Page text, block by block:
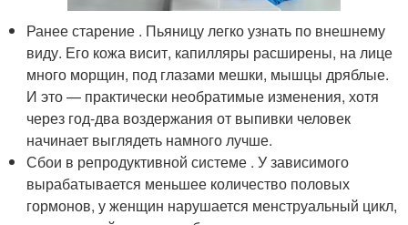
Ранее старение . Пьяницу легко узнать по внешнему
виду. Его кожа висит, капилляры расширены, на лице
много морщин, под глазами мешки, мышцы дряблые.
И это — практически необратимые изменения, хотя
через год-два воздержания от выпивки человек
начинает выглядеть намного лучше.
Сбои в репродуктивной системе . У зависимого
вырабатывается меньшее количество половых
гормонов, у женщин нарушается менструальный цикл,